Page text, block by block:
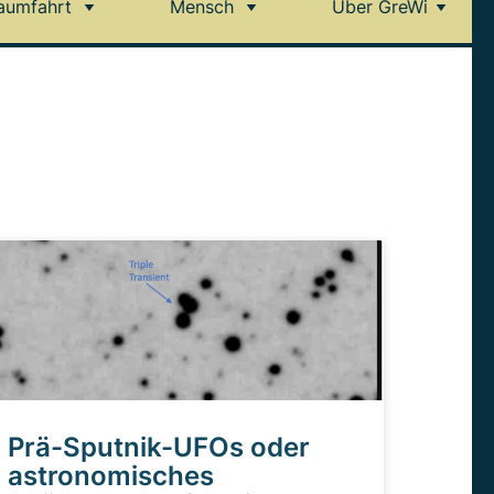
Mensch Über GreWi
Prä-Sputnik-UFOs oder
astronomisches